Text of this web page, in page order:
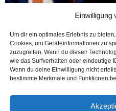
Einwilligung
Um dir ein optimales Erlebnis zu
Cookies, um Geräteinformationen zu
zuzugreifen. Wenn du diesen
wie das Surfverhalten oder eindeutige
Wenn du deine Einwilligung nicht
bestimmte Merkmale und Funktionen
Kontakt
© Öztürk